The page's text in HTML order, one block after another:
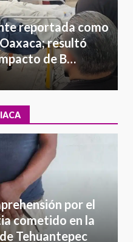
reportada como
resultó
de B…
por el
cometido en la
Tehuantepec